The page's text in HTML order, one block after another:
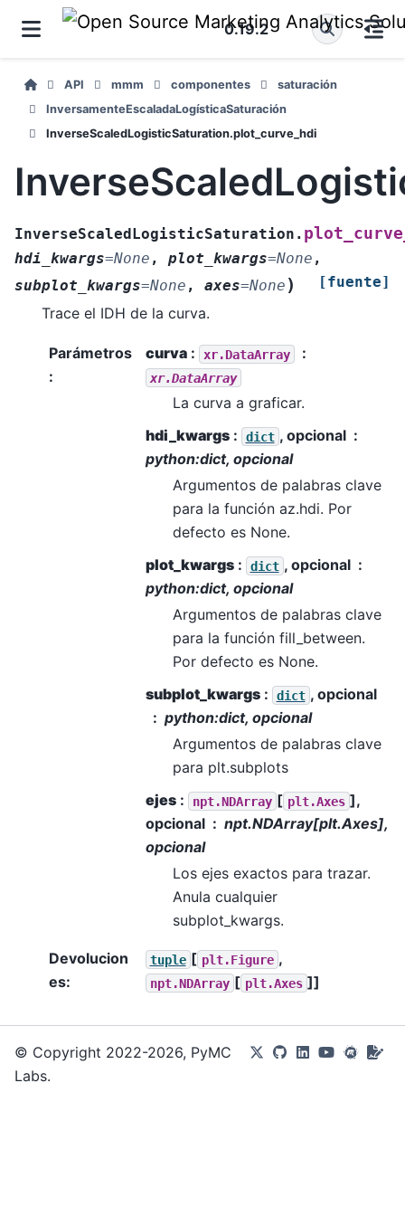
0.19.2
API mmm componentes
saturación
InversamenteEscaladaLogísticaSaturación
InverseScaledLogisticSaturation.plot_curve_hdi
InverseScaledLogisticSaturation.
hdi_kwargs=None , plot_kwargs=None ,
subplot_kwargs=None , axes=None ) [fuente]
Trace el IDH de la curva.
Parámetros
:
curva:
xr.DataArray
xr.DataArray
La curva a graficar.
hdi_kwargs: dict , opcional
python:dict, opcional
Argumentos de palabras clave
para la función az.hdi. Por
defecto es None.
plot_kwargs: dict , opcional
python:dict, opcional
Argumentos de palabras clave
para la función fill_between.
Por defecto es None.
subplot_kwargs: dict , opcional
python:dict, opcional
Argumentos de palabras clave
para plt.subplots
ejes: npt.NDArray [ plt.Axes ],
opcional
npt.NDArray[plt.Axes],
opcional
Los ejes exactos para trazar.
Anula cualquier
subplot_kwargs.
Devolucion
es:
tuple [ plt.Figure ,
npt.NDArray [ plt.Axes ]]
© Copyright 2022-2026, PyMC
Labs.